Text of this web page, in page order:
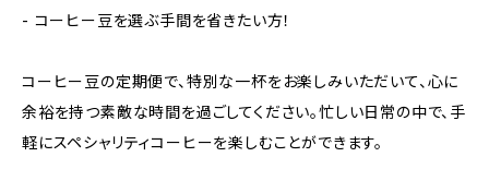
- コーヒー豆を選ぶ手間を省きたい方！
コーヒー豆の定期便で、特別な一杯をお楽しみいただいて、心に
余裕を持つ素敵な時間を過ごしてください。忙しい日常の中で、手
軽にスペシャリティコーヒーを楽しむことができます。